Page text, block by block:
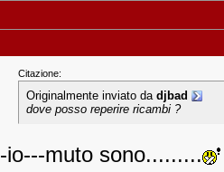
Citazione:
Originalmente inviato da djbad
dove posso reperire ricambi ?
-io---muto sono.........